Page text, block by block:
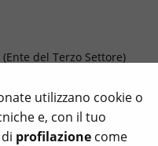
del Terzo Settore)
976 81 66 05 81.
deducibili dalle
legge.
utilizzano cookie o
e, con il tuo
profilazione come